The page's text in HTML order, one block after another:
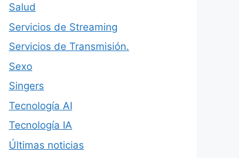
Salud
Servicios de Streaming
Servicios de Transmisión.
Sexo
Singers
Tecnología AI
Tecnología IA
Últimas noticias